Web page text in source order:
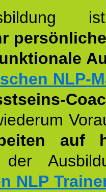
NLP-
auf
NLP